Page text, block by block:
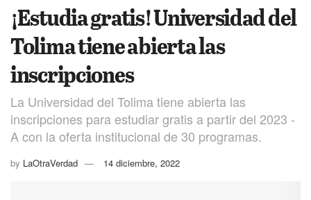
¡Estudia gratis! Universidad del
Tolima tiene abierta las
inscripciones
La Universidad del Tolima tiene abierta las
inscripciones para estudiar gratis a partir del 2023 -
A con la oferta institucional de 30 programas.
by LaOtraVerdad 14 diciembre, 2022